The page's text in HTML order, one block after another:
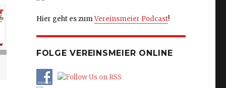
Hier geht es zumVereinsmeier Podcast!
FOLGE VEREINSMEIER ONLINE